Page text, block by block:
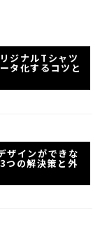
ジナルTシャツ
タ化するコツと
ザインができな
つの解決策と外